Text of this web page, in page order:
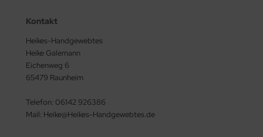
Kontakt
Heikes-Handgewebtes
Heike Galemann
Eichenweg 6
65479 Raunheim
Telefon: 06142 926386
Mail: Heike@Heikes-Handgewebtes.de